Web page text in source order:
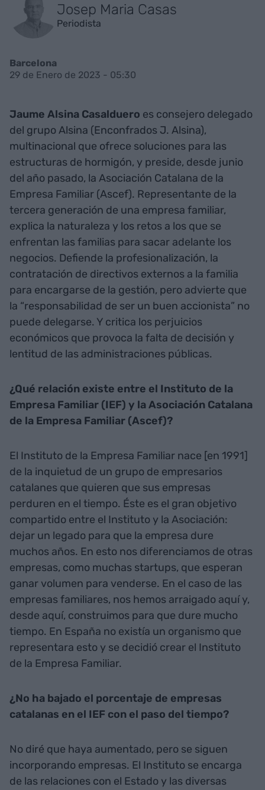
Josep Maria Casas
Periodista
Barcelona
29 de Enero de 2023 - 05:30
Jaume Alsina Casalduero es consejero delegado
del grupo Alsina (Enconfrados J. Alsina),
multinacional que ofrece soluciones para las
estructuras de hormigón, y preside, desde junio
del año pasado, la Asociación Catalana de la
Empresa Familiar (Ascef). Representante de la
tercera generación de una empresa familiar,
explica la naturaleza y los retos a los que se
enfrentan las familias para sacar adelante los
negocios. Defiende la profesionalización, la
contratación de directivos externos a la familia
para encargarse de la gestión, pero advierte que
la “responsabilidad de ser un buen accionista” no
puede delegarse. Y critica los perjuicios
económicos que provoca la falta de decisión y
lentitud de las administraciones públicas.
¿Qué relación existe entre el Instituto de la
Empresa Familiar (IEF) y la Asociación Catalana
de la Empresa Familiar (Ascef)?
El Instituto de la Empresa Familiar nace [en 1991]
de la inquietud de un grupo de empresarios
catalanes que quieren que sus empresas
perduren en el tiempo. Éste es el gran objetivo
compartido entre el Instituto y la Asociación:
dejar un legado para que la empresa dure
muchos años. En esto nos diferenciamos de otras
empresas, como muchas startups, que esperan
ganar volumen para venderse. En el caso de las
empresas familiares, nos hemos arraigado aquí y,
desde aquí, construimos para que dure mucho
tiempo. En España no existía un organismo que
representara esto y se decidió crear el Instituto
de la Empresa Familiar.
¿No ha bajado el porcentaje de empresas
catalanas en el IEF con el paso del tiempo?
No diré que haya aumentado, pero se siguen
incorporando empresas. El Instituto se encarga
de las relaciones con el Estado y las diversas